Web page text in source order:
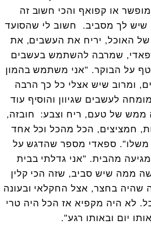
מופשר או קפואף והכי חשוב זה
לך מסביב. חשוב לי שהסועד
של האוכל, יריח את העשבים, את
שמרבה להשתמש בעשבים
על הבוקר. "אני משתמש בהמון
ומרוב שיש אצלי כל כך הרבה
לעשבים שגיוון והוסיף עוד
ממש של טעם, ריח וצבע: חובזה,
חמציצים, הכל מהכל וכל אחד
משלו". ספאדי מספר שהדגש על
מגיעה מהבית. "אני גדלתי בבית
ממה שיש סביב, שזה הכי קלין
שהיה בחצר, אצל החקלאי ובעונה
לא היה מקפיא אז הכל היה טרי
יום ובאותו רגע".